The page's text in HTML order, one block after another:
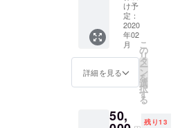
らかじ
めお店
のSNS
よりご
確認く
い。 ※
商品券
2020年
カー、
心を込
めたサ
ンクス
レター
をお送
りしま
は黒と
ルディ
ナーに
ご招待
しま
す！ま
た、オ
リジナ
心を込
す ・オ
リジナ
ルス
テッ
カー ・
サンク
スレ
ター あ
なたの
でキッ
チン
け予
定：
2020
年02
月
詳細を見る
こ
の
リ
タ
ー
ン
を
選
択
す
る
50, 残り13